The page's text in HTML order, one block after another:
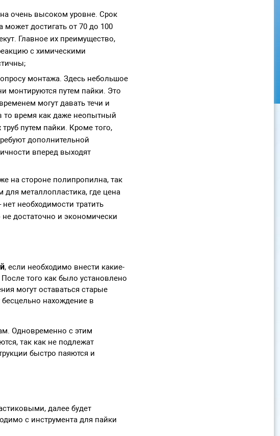
очень высоком уровне. Срок
достигать от 70 до 100
Главное их преимущество,
с химическими
монтажа. Здесь небольшое
монтируются путем пайки. Это
могут давать течи и
то время как даже неопытный
путем пайки. Кроме того,
дополнительной
вперед выходят
на стороне полипропилна, так
для металлопластика, где цена
необходимости тратить
не достаточно и экономически
, если необходимо внести какие-
. После того как было установлено
могут оставаться старые
нахождение в
Одновременно с этим
так как не подлежат
быстро паяются и
далее будет
с инструмента для пайки